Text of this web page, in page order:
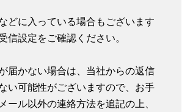
どに入っている場合もございます
信設定をご確認ください。
届かない場合は、当社からの返信
い可能性がございますので、お手
ール以外の連絡方法を追記の上、